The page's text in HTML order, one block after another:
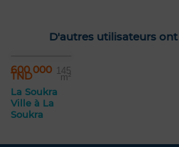
D'autres utilisateurs
600 000
TND 145
m²
La Soukra
Ville à La
Soukra